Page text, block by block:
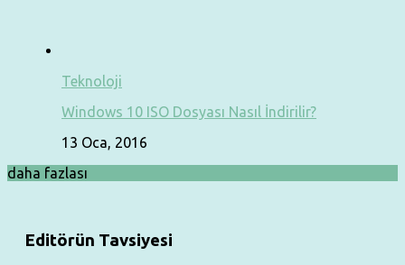
Teknoloji
Windows 10 ISO Dosyası Nasıl İndirilir?
13 Oca, 2016
daha fazlası
Editörün Tavsiyesi